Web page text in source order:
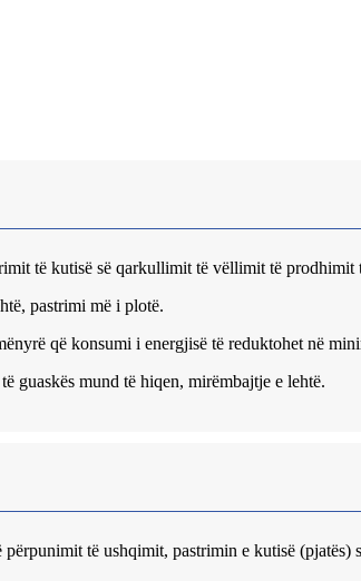
të kutisë së qarkullimit të vëllimit të prodhimit
pastrimi më i plotë.
që konsumi i energjisë të reduktohet në
guaskës mund të hiqen, mirëmbajtje e lehtë.
të ushqimit, pastrimin e kutisë